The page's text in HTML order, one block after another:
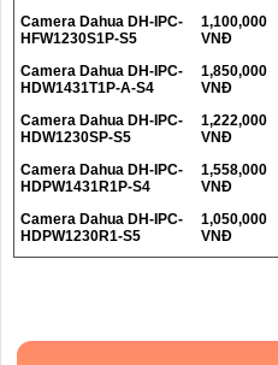
Camera Dahua DH-IPC-
HFW1230S1P-S5
1,100,000
VNĐ
Camera Dahua DH-IPC-
HDW1431T1P-A-S4
1,850,000
VNĐ
Camera Dahua DH-IPC-
HDW1230SP-S5
1,222,000
VNĐ
Camera Dahua DH-IPC-
HDPW1431R1P-S4
1,558,000
VNĐ
Camera Dahua DH-IPC-
HDPW1230R1-S5
1,050,000
VNĐ